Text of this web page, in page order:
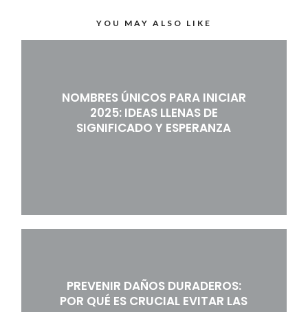
YOU MAY ALSO LIKE
NOMBRES ÚNICOS PARA INICIAR
2025: IDEAS LLENAS DE
SIGNIFICADO Y ESPERANZA
PREVENIR DAÑOS DURADEROS:
POR QUÉ ES CRUCIAL EVITAR LAS